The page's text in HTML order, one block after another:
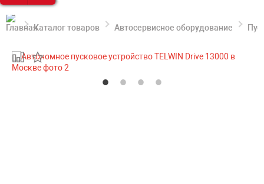
Каталог товаров Автосервисное оборудование